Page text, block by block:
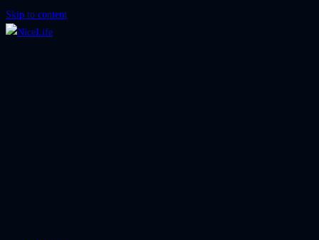
Skip to content